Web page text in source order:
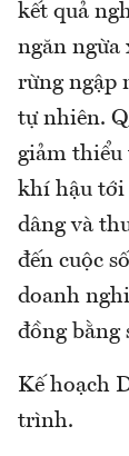
kết quả
ngăn ngừa
rừng ngập
tự nhiên.
giảm thiểu
khí hậu tới
dâng và
đến cuộc
doanh
đồng bằng
Kế hoạch
trình.